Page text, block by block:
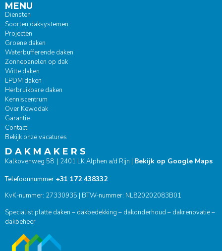
MENU
Diensten
Soorten daksystemen
Projecten
Groene daken
Waterbufferende daken
Zonnepanelen op dak
Witte daken
EPDM daken
Herbruikbare daken
Kenniscentrum
Over Kewodak
Garantie
Contact
Bekijk onze vacatures
D A K M A K E R S
Kalkovenweg 58 | 2401 LK Alphen a/d Rijn | Bekijk op Google Maps
Telefoonnummer +31 172 438332
KvK-nummer: 27330935 | BTW-nummer: NL820202083B01
Specialist platte daken – dakbedekking – dakonderhoud – dakrenovatie –
dakbeheer